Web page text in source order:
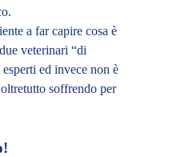
a far capire cosa è
veterinari “di
ed invece non è
soffrendo per